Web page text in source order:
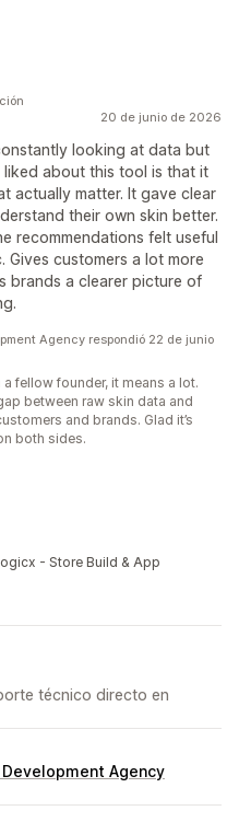
20 de junio de 2026
looking at data but
about this tool is that it
actually matter. It gave clear
their own skin better.
recommendations felt useful
customers a lot more
brands a clearer picture of
Agency respondió 22 de junio
fellow founder, it means a lot.
between raw skin data and
and brands. Glad it’s
both sides.
- Store Build & App
técnico directo en
Agency